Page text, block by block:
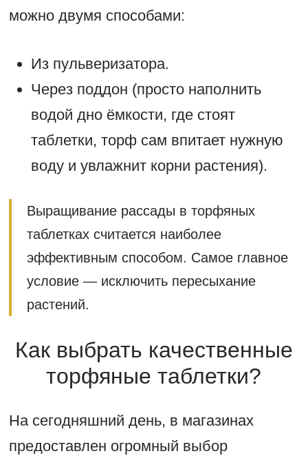
можно двумя способами:
Из пульверизатора.
Через поддон (просто наполнить
водой дно ёмкости, где стоят
таблетки, торф сам впитает нужную
воду и увлажнит корни растения).
Выращивание рассады в торфяных
таблетках считается наиболее
эффективным способом. Самое главное
условие — исключить пересыхание
растений.
Как выбрать качественные
торфяные таблетки?
На сегодняшний день, в магазинах
предоставлен огромный выбор